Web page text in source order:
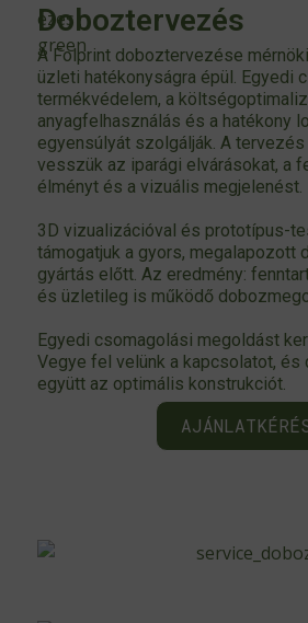
Doboztervezés
A Folprint doboztervezése
üzleti hatékonyságra épül. Egyedi
termékvédelem, a
anyagfelhasználás és a hatékony
egyensúlyát szolgálják. A
vesszük az iparági elvárásokat, a
élményt és a vizuális megjelenést.
3D vizualizációval és prototípus-
támogatjuk a gyors, megalapozott
gyártás előtt. Az eredmény:
és üzletileg is működő
Egyedi csomagolási megoldást
Vegye fel velünk a kapcsolatot, és
együtt az optimális konstrukciót.